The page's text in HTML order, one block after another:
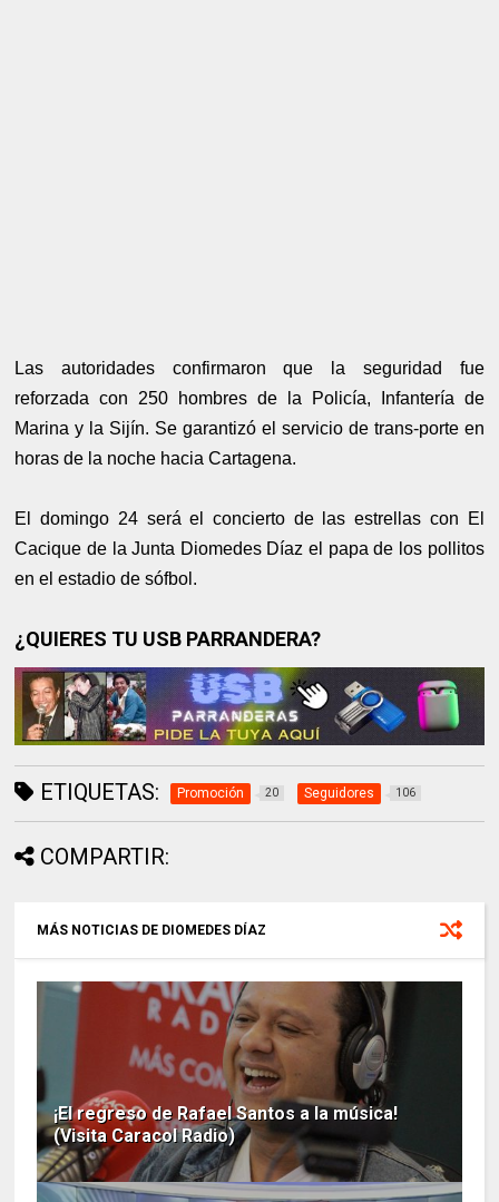
Las autoridades confirmaron que la seguridad fue
reforzada con 250 hombres de la Policía, Infantería de
Marina y la Sijín. Se garantizó el servicio de trans-porte en
horas de la noche hacia Cartagena.
El domingo 24 será el concierto de las estrellas con El
Cacique de la Junta Diomedes Díaz el papa de los pollitos
en el estadio de sófbol.
¿QUIERES TU USB PARRANDERA?
ETIQUETAS: Promoción 20 Seguidores 106
COMPARTIR:
MÁS NOTICIAS DE DIOMEDES DÍAZ
¡El regreso de Rafael Santos a la música!
(Visita Caracol Radio)